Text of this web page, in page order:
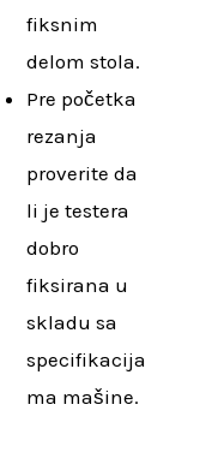
fiksnim
delom stola.
Pre početka
rezanja
proverite da
li je testera
dobro
fiksirana u
skladu sa
specifikacija
ma mašine.